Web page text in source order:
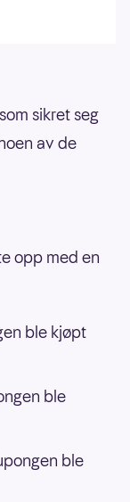
sikret seg
av de
opp med en
ble kjøpt
ble
ble